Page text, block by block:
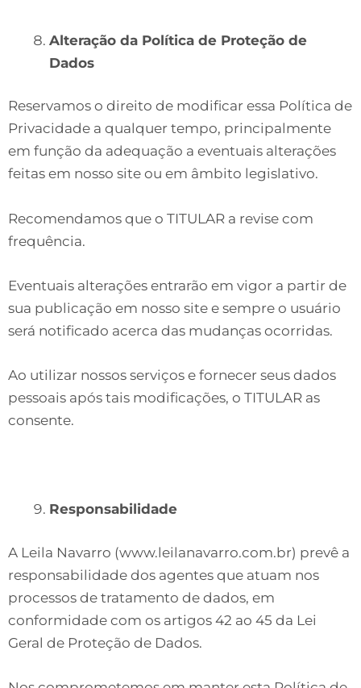
Alteração da Política de Proteção de
Dados
Reservamos o direito de modificar essa Política de
Privacidade a qualquer tempo, principalmente
em função da adequação a eventuais alterações
feitas em nosso site ou em âmbito legislativo.
Recomendamos que o TITULAR a revise com
frequência.
Eventuais alterações entrarão em vigor a partir de
sua publicação em nosso site e sempre o usuário
será notificado acerca das mudanças ocorridas.
Ao utilizar nossos serviços e fornecer seus dados
pessoais após tais modificações, o TITULAR as
consente.
Responsabilidade
A Leila Navarro (www.leilanavarro.com.br) prevê a
responsabilidade dos agentes que atuam nos
processos de tratamento de dados, em
conformidade com os artigos 42 ao 45 da Lei
Geral de Proteção de Dados.